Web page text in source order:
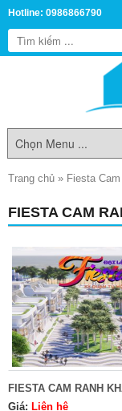
Hotline: 0986866790
Trang chủ » Fiesta
FIESTA CAM
FIESTA CAM RANH
Giá: Liên hệ